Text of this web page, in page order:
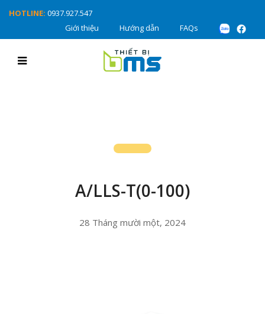
HOTLINE: 0937.927.547
Giới thiệu
Hướng dẫn FAQs
A/LLS-T(0-100)
28 Tháng mười một, 2024